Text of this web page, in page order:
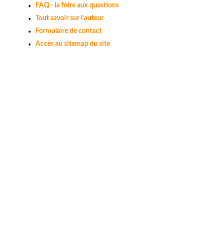
FAQ - la foire aux questions
Tout savoir sur l'auteur
Formulaire de contact
Accès au sitemap du site